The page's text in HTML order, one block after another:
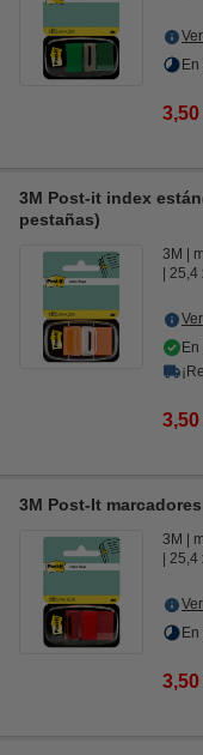
3,50
3M Post-it index
pestañas)
3M
25,4
3,50
3M Post-It
3M
25,4
3,50